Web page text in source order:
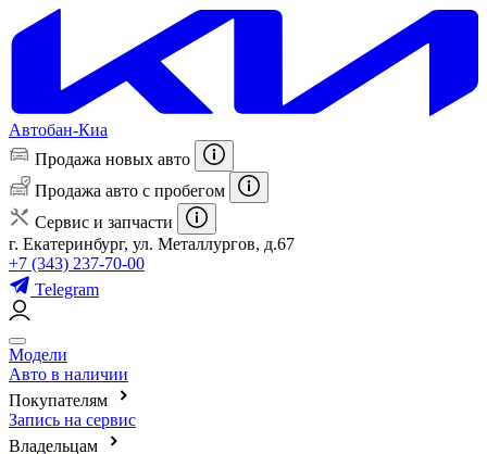
Автобан-Киа
Продажа новых авто
Продажа авто с пробегом
Сервис и запчасти
г. Екатеринбург, ул. Металлургов, д.67
+7 (343) 237-70-00
Telegram
Модели
Авто в наличии
Покупателям
Запись на сервис
Владельцам